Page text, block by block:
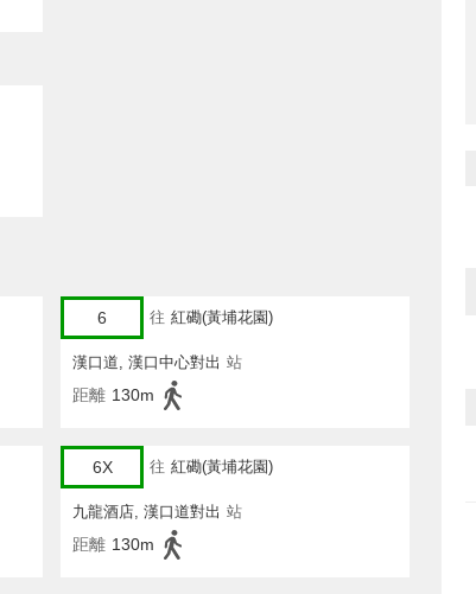
6 往 紅磡(黃埔花園)
漢口道, 漢口中心對出 站
距離 130m
6X 往 紅磡(黃埔花園)
九龍酒店, 漢口道對出 站
距離 130m